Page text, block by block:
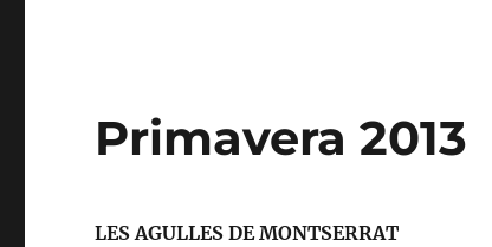
Primavera 2013
LES AGULLES DE MONTSERRAT